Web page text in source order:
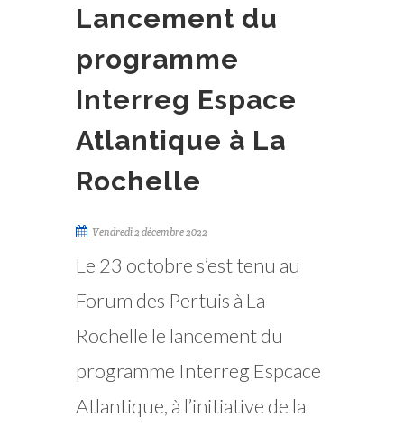
Lancement du
programme
Interreg Espace
Atlantique à La
Rochelle
Vendredi 2 décembre 2022
Le 23 octobre s’est tenu au
Forum des Pertuis à La
Rochelle le lancement du
programme Interreg Espcace
Atlantique, à l’initiative de la